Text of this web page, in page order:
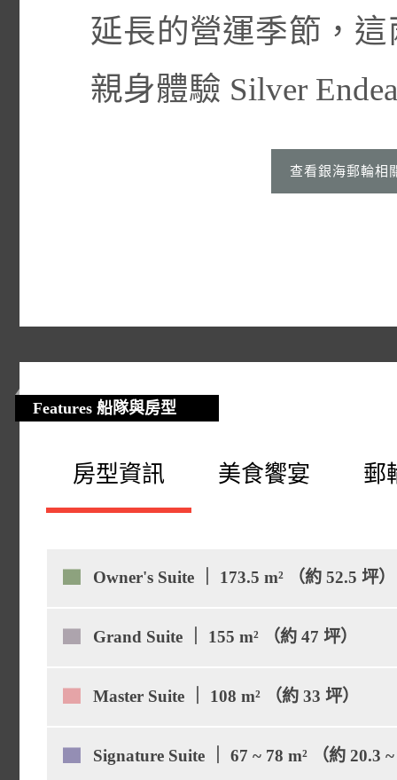
延長的營運季節，
親身體驗 Silver
查看銀海郵輪相
Features 船隊與房型
房型資訊 美食饗宴 郵
Owner's Suite ｜ 173.5 m² （約 52.5 坪）
Grand Suite ｜ 155 m² （約 47 坪）
Master Suite ｜ 108 m² （約 33 坪）
Signature Suite ｜ 67 ~ 78 m² （約 20.3